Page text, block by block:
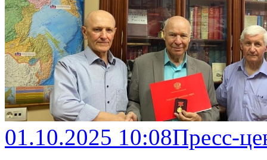
01.10.2025 10:08Пресс-